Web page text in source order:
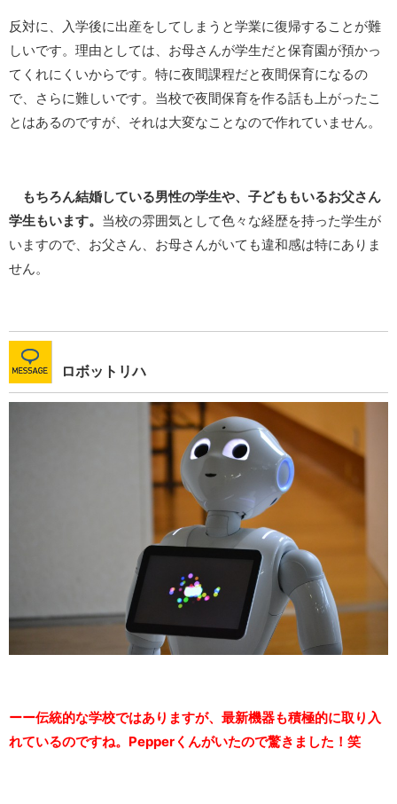
反対に、入学後に出産をしてしまうと学業に復帰することが難
しいです。理由としては、お母さんが学生だと保育園が預かっ
てくれにくいからです。特に夜間課程だと夜間保育になるの
で、さらに難しいです。当校で夜間保育を作る話も上がったこ
とはあるのですが、それは大変なことなので作れていません。
もちろん結婚している男性の学生や、子どももいるお父さん
学生もいます。 当校の雰囲気として色々な経歴を持った学生が
いますので、お父さん、お母さんがいても違和感は特にありま
せん。
ロボットリハ
ーー伝統的な学校ではありますが、最新機器も積極的に取り入
れているのですね。Pepperくんがいたので驚きました！笑